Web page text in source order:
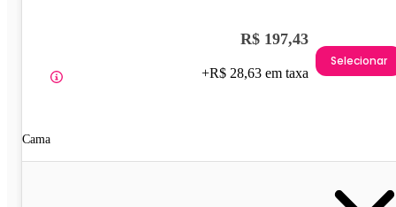
Cama
R$ 197,43
+R$ 28,63 em taxa
Selecionar